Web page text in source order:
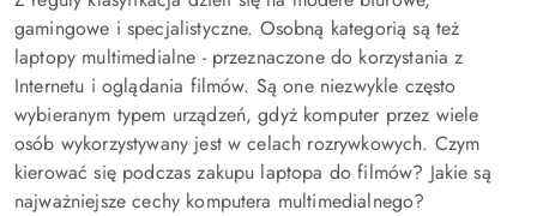
gamingowe i specjalistyczne. Osobną kategorią są też
laptopy multimedialne - przeznaczone do korzystania z
Internetu i oglądania filmów. Są one niezwykle często
wybieranym typem urządzeń, gdyż komputer przez wiele
osób wykorzystywany jest w celach rozrywkowych. Czym
kierować się podczas zakupu laptopa do filmów? Jakie są
najważniejsze cechy komputera multimedialnego?